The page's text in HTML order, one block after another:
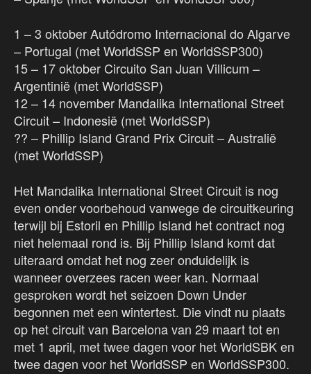
1 – 3 oktober Autódromo Internacional do Algarve
– Portugal (met WorldSSP en WorldSSP300)
15 – 17 oktober Circuito San Juan Villicum –
Argentinië (met WorldSSP)
12 – 14 november Mandalika International Street
Circuit – Indonesië (met WorldSSP)
?? – Phillip Island Grand Prix Circuit – Australië
(met WorldSSP)
Het Mandalika International Street Circuit is nog
even onder voorbehoud vanwege de circuitkeuring
terwijl bij Estoril en Phillip Island het contract nog
niet helemaal rond is. Bij Phillip Island komt dat
uiteraard omdat het nog zeer onduidelijk is
wanneer overzees racen weer kan. Normaal
gesproken wordt het seizoen Down Under
begonnen met een wintertest. Die vindt nu plaats
op het circuit van Barcelona van 29 maart tot en
met 1 april, met twee dagen voor het WorldSBK en
twee dagen voor het WorldSSP en WorldSSP300.